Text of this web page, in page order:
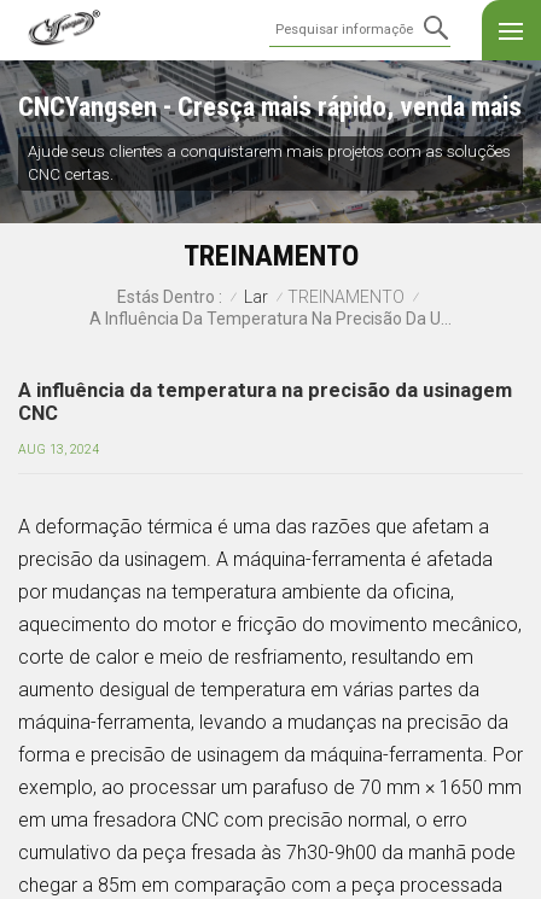
CNCYangsen - Cresça mais rápido, venda mais
Ajude seus clientes a conquistarem mais projetos com as soluções
CNC certas.
TREINAMENTO
Estás Dentro : / Lar / TREINAMENTO /
A influência da temperatura na precisão da usinagem
CNC
AUG 13, 2024
A deformação térmica é uma das razões que afetam a
precisão da usinagem. A máquina-ferramenta é afetada
por mudanças na temperatura ambiente da oficina,
aquecimento do motor e fricção do movimento mecânico,
corte de calor e meio de resfriamento, resultando em
aumento desigual de temperatura em várias partes da
máquina-ferramenta, levando a mudanças na precisão da
forma e precisão de usinagem da máquina-ferramenta. Por
exemplo, ao processar um parafuso de 70 mm × 1650 mm
em uma fresadora CNC com precisão normal, o erro
cumulativo da peça fresada às 7h30-9h00 da manhã pode
chegar a 85m em comparação com a peça processada